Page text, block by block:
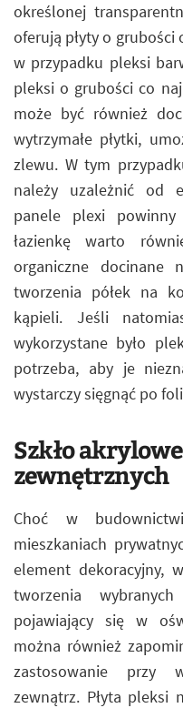
określonej
oferują płyty o
w przypadku pleksi
pleksi o grubości co
może być również
wytrzymałe płytki,
zlewu. W tym
należy uzależnić od
panele plexi
łazienkę warto
organiczne docinane
tworzenia półek na
kąpieli. Jeśli
wykorzystane było
potrzeba, aby je
wystarczy sięgnąć po
Szkło
zewnętrznych
Choć w
mieszkaniach
element dekoracyjny,
tworzenia
pojawiający się w
można również
zastosowanie przy
zewnątrz. Płyta pleksi